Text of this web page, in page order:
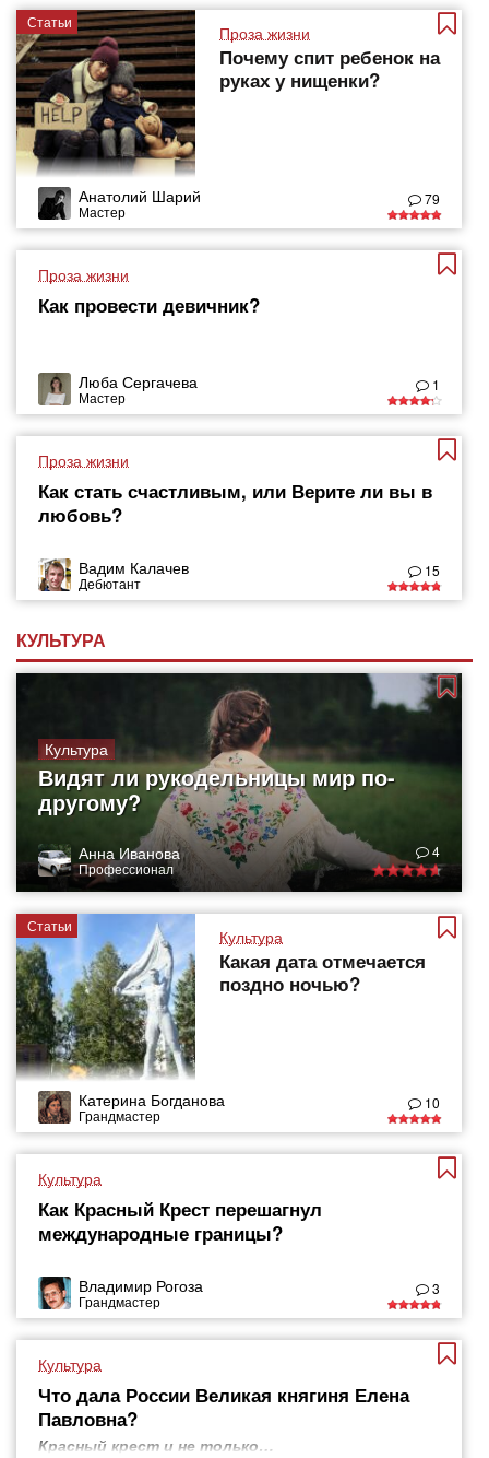
Статьи
Проза жизни
Почему спит ребенок на
руках у нищенки?
Анатолий Шарий
Мастер
79
Проза жизни
Как провести девичник?
Люба Сергачева
Мастер
1
Проза жизни
Как стать счастливым, или Верите ли вы в
любовь?
Вадим Калачев
Дебютант
15
КУЛЬТУРА
Культура
Видят ли рукодельницы мир по-
другому?
Анна Иванова
Профессионал
4
Статьи
Культура
Какая дата отмечается
поздно ночью?
Катерина Богданова
Грандмастер
10
Культура
Как Красный Крест перешагнул
международные границы?
Владимир Рогоза
Грандмастер
3
Культура
Что дала России Великая княгиня Елена
Павловна?
Красный крест и не только…